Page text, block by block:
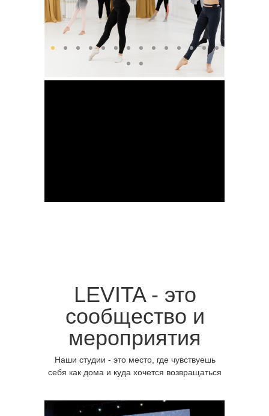
LEVITA - это
сообщество и
мероприятия
Наши студии - это место, где чувствуешь
себя как дома и куда хочется возвращаться